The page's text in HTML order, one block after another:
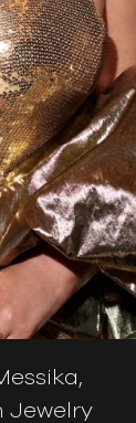
Jewelry